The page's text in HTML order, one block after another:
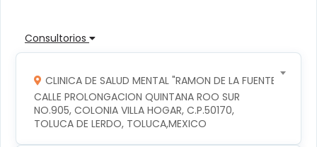
Consultorios
CLINICA DE SALUD MENTAL "RAMON DE LA FUENTE"
CALLE PROLONGACION QUINTANA ROO SUR
NO.905, COLONIA VILLA HOGAR, C.P.50170,
TOLUCA DE LERDO, TOLUCA,MEXICO